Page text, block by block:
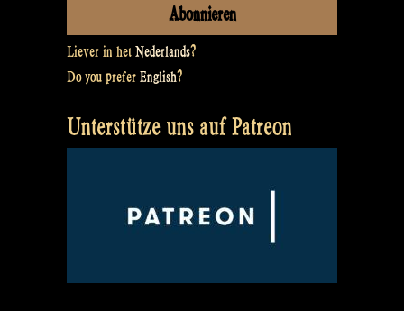
Liever in het Nederlands?
Do you prefer English?
Unterstütze uns auf Patreon